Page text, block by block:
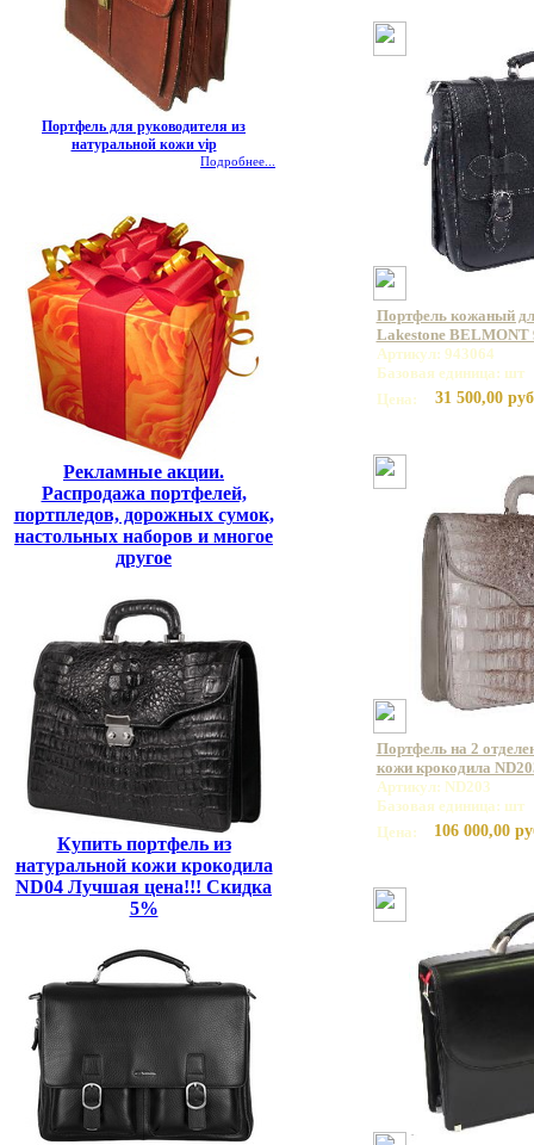
Портфель для руководителя из
натуральной кожи vip
Подробнее...
Рекламные акции.
Распродажа портфелей,
портпледов, дорожных сумок,
настольных наборов и многое
другое
Купить портфель из
натуральной кожи крокодила
ND04 Лучшая цена!!! Скидка
5%
Портфель кожаный
Lakestone BELMONT
Артикул: 943064
Базовая единица: шт
Цена:
31 500,00
Портфель на 2
кожи крокодила
Артикул: ND203
Базовая единица: шт
Цена:
106 000,00